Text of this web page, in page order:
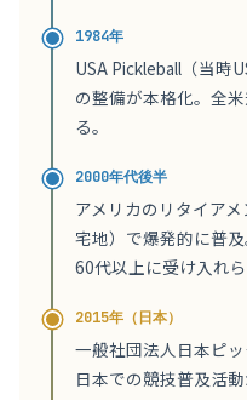
1984年
USA Pickleball（当時
の整備が本格化。全
る。
2000年代後半
アメリカのリタイア
宅地）で爆発的に普
60代以上に受け入れら
2015年（日本）
一般社団法人日本ピ
日本での競技普及活動